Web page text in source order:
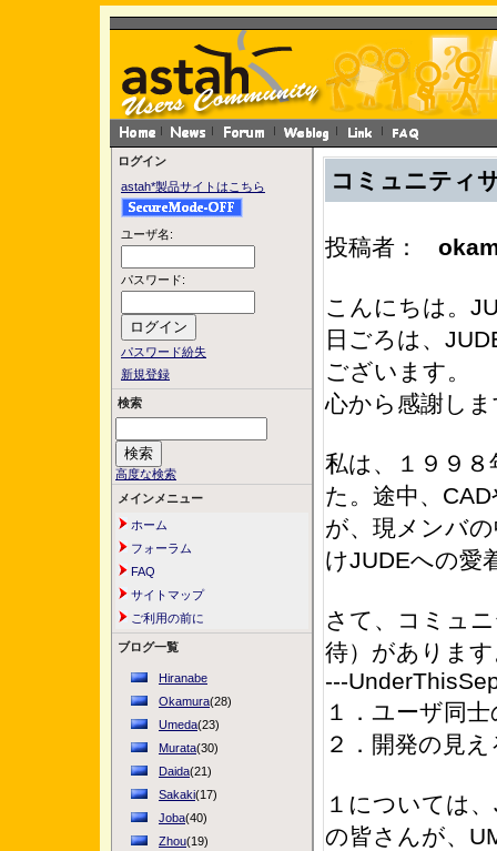
ログイン
astah*製品サイトはこちら
ユーザ名:
パスワード:
パスワード紛失
新規登録
検索
高度な検索
メインメニュー
ホーム
フォーラム
FAQ
サイトマップ
ご利用の前に
ブログ一覧
Hiranabe
Okamura(28)
Umeda(23)
Murata(30)
Daida(21)
Sakaki(17)
Joba(40)
Zhou(19)
コミュニティ
投稿者：
こんにちは。
日ごろは、
ございます。
心から感謝し
私は、１９９
た。途中、
が、現メンバ
けJUDEへの愛
さて、コミュ
待）がありま
---
１．ユーザ同
２．開発の見
１については
の皆さんが、